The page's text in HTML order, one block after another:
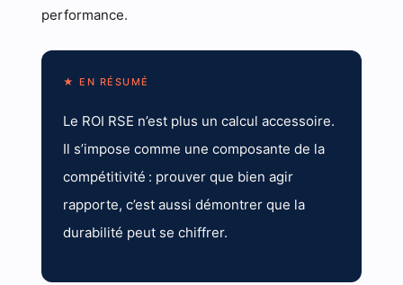
performance.
★ EN RÉSUMÉ
Le ROI RSE n’est plus un calcul accessoire.
Il s’impose comme une composante de la
compétitivité : prouver que bien agir
rapporte, c’est aussi démontrer que la
durabilité peut se chiffrer.